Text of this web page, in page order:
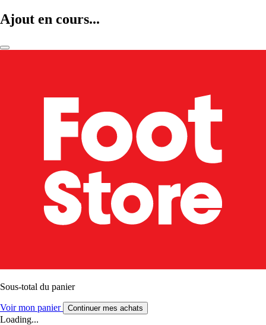
Ajout en cours...
Sous-total du panier
Voir mon panier Continuer mes achats
Loading...